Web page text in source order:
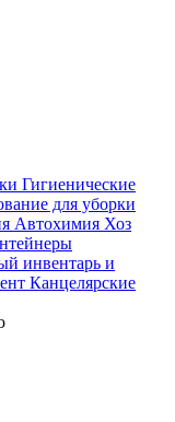
Гигиенические
для уборки
Автохимия Хоз
инвентарь и
Канцелярские